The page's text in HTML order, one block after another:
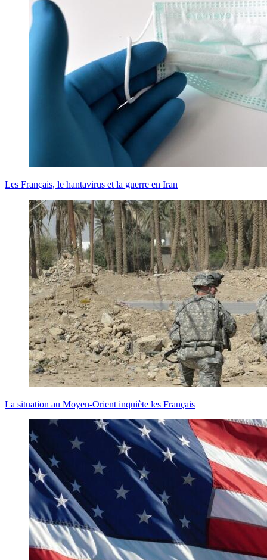
Les Français, le hantavirus et la guerre en Iran
La situation au Moyen-Orient inquiète les Français